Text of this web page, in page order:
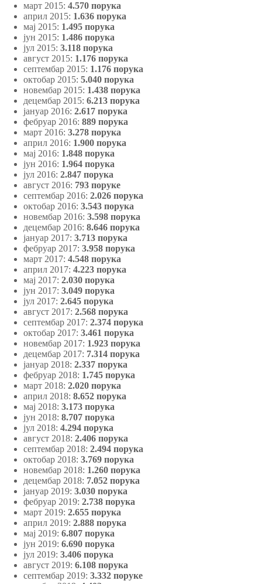
март 2015: 4.570 порука
април 2015: 1.636 порука
мај 2015: 1.495 порука
јун 2015: 1.486 порука
јул 2015: 3.118 порука
август 2015: 1.176 порука
септембар 2015: 1.176 порука
октобар 2015: 5.040 порука
новембар 2015: 1.438 порука
децембар 2015: 6.213 порука
јануар 2016: 2.617 порука
фебруар 2016: 889 порука
март 2016: 3.278 порука
април 2016: 1.900 порука
мај 2016: 1.848 порука
јун 2016: 1.964 порука
јул 2016: 2.847 порука
август 2016: 793 поруке
септембар 2016: 2.026 порука
октобар 2016: 3.543 порука
новембар 2016: 3.598 порука
децембар 2016: 8.646 порука
јануар 2017: 3.713 порука
фебруар 2017: 3.958 порука
март 2017: 4.548 порука
април 2017: 4.223 порука
мај 2017: 2.030 порука
јун 2017: 3.049 порука
јул 2017: 2.645 порука
август 2017: 2.568 порука
септембар 2017: 2.374 порука
октобар 2017: 3.461 порука
новембар 2017: 1.923 порука
децембар 2017: 7.314 порука
јануар 2018: 2.337 порука
фебруар 2018: 1.745 порука
март 2018: 2.020 порука
април 2018: 8.652 порука
мај 2018: 3.173 порука
јун 2018: 8.707 порука
јул 2018: 4.294 порука
август 2018: 2.406 порука
септембар 2018: 2.494 порука
октобар 2018: 3.769 порука
новембар 2018: 1.260 порука
децембар 2018: 7.052 порука
јануар 2019: 3.030 порука
фебруар 2019: 2.738 порука
март 2019: 2.655 порука
април 2019: 2.888 порука
мај 2019: 6.807 порука
јун 2019: 6.690 порука
јул 2019: 3.406 порука
август 2019: 6.108 порука
септембар 2019: 3.332 поруке